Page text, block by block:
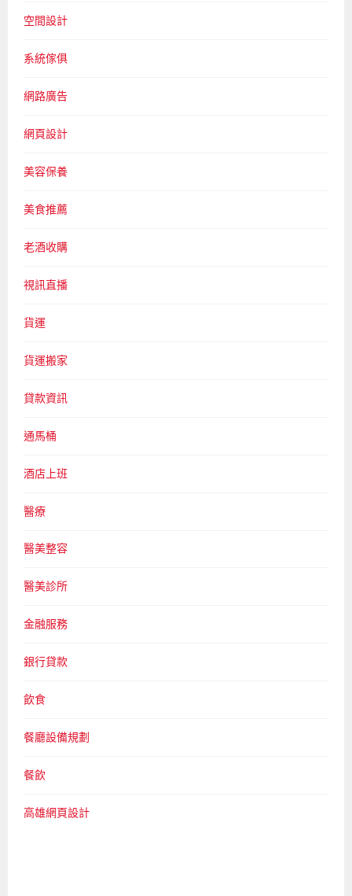
空間設計
系統傢俱
網路廣告
網頁設計
美容保養
美食推薦
老酒收購
視訊直播
貨運
貨運搬家
貸款資訊
通馬桶
酒店上班
醫療
醫美整容
醫美診所
金融服務
銀行貸款
飲食
餐廳設備規劃
餐飲
高雄網頁設計